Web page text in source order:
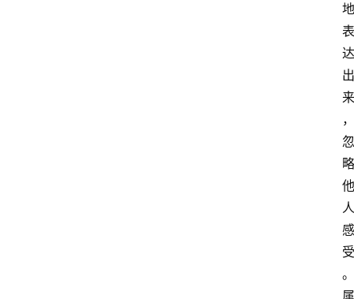
地
表
达
出
来
，
忽
略
他
人
感
受
。
属